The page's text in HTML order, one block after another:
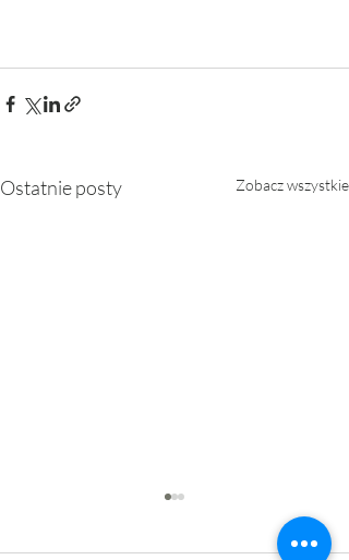
Ostatnie posty Zobacz wszystkie